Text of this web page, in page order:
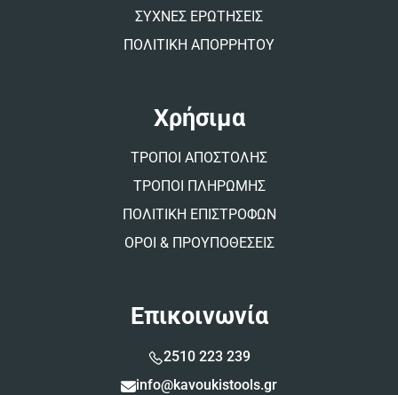
ΣΥΧΝΕΣ ΕΡΩΤΗΣΕΙΣ
ΠΟΛΙΤΙΚΗ ΑΠΟΡΡΗΤΟΥ
Χρήσιμα
ΤΡΟΠΟΙ ΑΠΟΣΤΟΛΗΣ
ΤΡΟΠΟΙ ΠΛΗΡΩΜΗΣ
ΠΟΛΙΤΙΚΗ ΕΠΙΣΤΡΟΦΩΝ
ΟΡΟΙ & ΠΡΟΥΠΟΘΕΣΕΙΣ
Επικοινωνία
2510 223 239
info@kavoukistools.gr